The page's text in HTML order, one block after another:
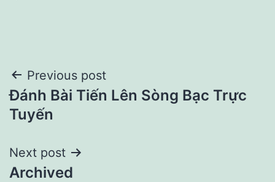
Post
navigation
Previous post
Đánh Bài Tiến Lên Sòng Bạc Trực
Tuyến
Next post
Archived